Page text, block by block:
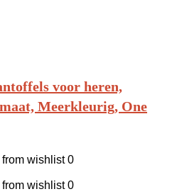
voor heren,
Meerkleurig, One
wishlist 0
wishlist 0